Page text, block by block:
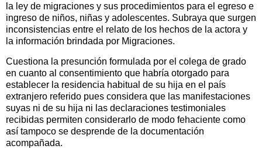
la ley de migraciones y sus procedimientos para el egreso e
ingreso de niños, niñas y adolescentes. Subraya que surgen
inconsistencias entre el relato de los hechos de la actora y
la información brindada por Migraciones.
Cuestiona la presunción formulada por el colega de grado
en cuanto al consentimiento que habría otorgado para
establecer la residencia habitual de su hija en el país
extranjero referido pues considera que las manifestaciones
suyas ni de su hija ni las declaraciones testimoniales
recibidas permiten considerarlo de modo fehaciente como
así tampoco se desprende de la documentación
acompañada.